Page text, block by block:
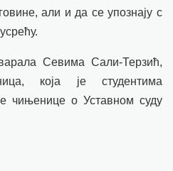
али и да се упознају с
Севима Сали-Терзић,
која је студентима
чињенице о Уставном суду